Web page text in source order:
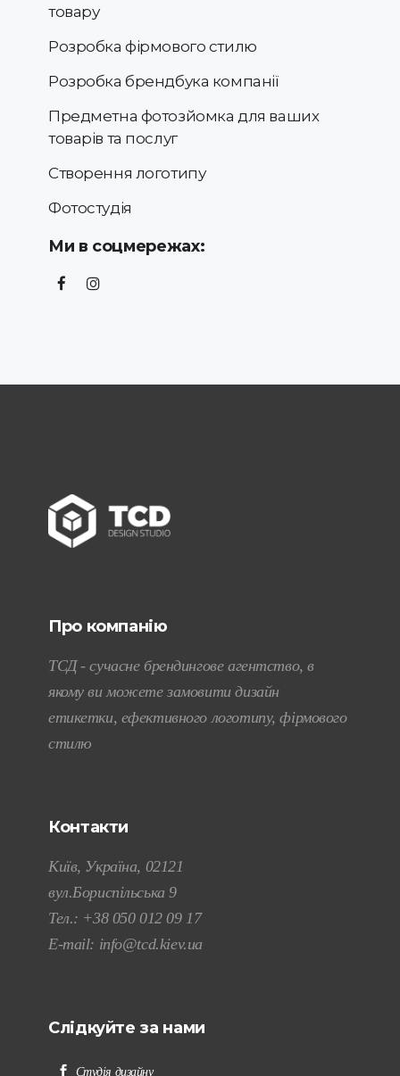
товару
Розробка фірмового стилю
Розробка брендбука компанії
Предметна фотозйомка для ваших
товарів та послуг
Створення логотипу
Фотостудія
Ми в соцмережах:
Про компанію
ТСД - сучасне брендингове агентство, в
якому ви можете замовити дизайн
етикетки, ефективного логотипу, фірмового
стилю
Контакти
Київ, Україна, 02121
вул.Бориспільська 9
Тел.: +38 050 012 09 17
E-mail: info@tcd.kiev.ua
Слідкуйте за нами
Студія дизайну